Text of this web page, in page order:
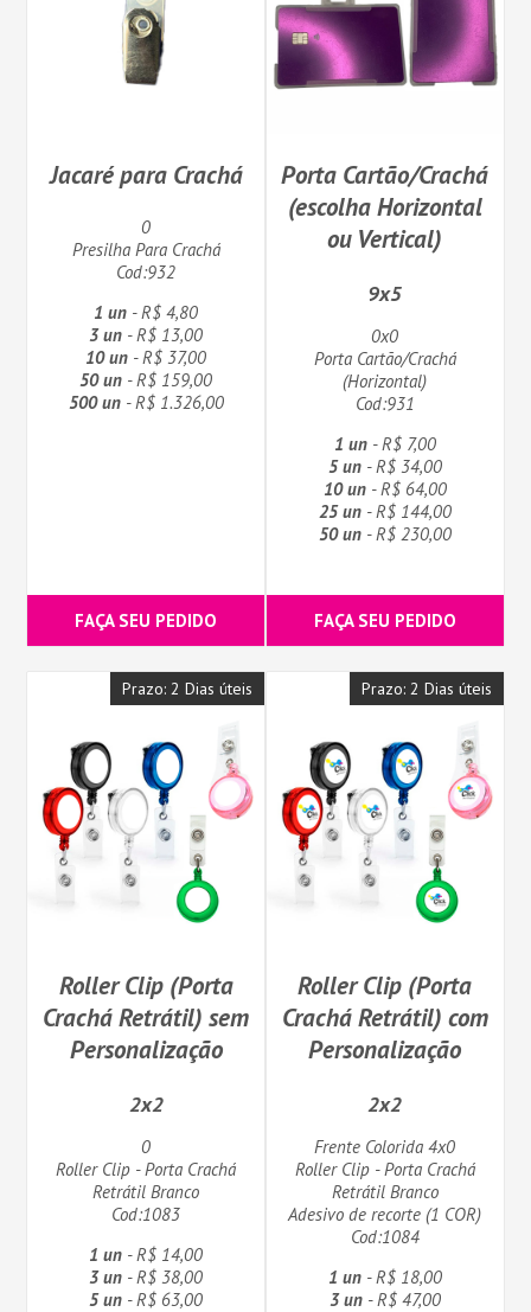
Jacaré para Crachá
0
Presilha Para Crachá
Cod:932
1 un - R$ 4,80
3 un - R$ 13,00
10 un - R$ 37,00
50 un - R$ 159,00
500 un- R$ 1.326,00
FAÇA SEU PEDIDO
Porta Cartão/Crachá
(escolha Horizontal
ou Vertical)
9x5
0x0
Porta Cartão/Crachá
(Horizontal)
Cod:931
1 un- R$ 7,00
5 un- R$ 34,00
10 un- R$ 64,00
25 un- R$ 144,00
50 un- R$ 230,00
FAÇA SEU PEDIDO
Prazo: 2 Dias úteis
Roller Clip (Porta
Crachá Retrátil) sem
Personalização
2x2
0
Roller Clip - Porta Crachá
Retrátil Branco
Cod:1083
1 un - R$ 14,00
3 un - R$ 38,00
5 un - R$ 63,00
Prazo: 2 Dias úteis
Roller Clip (Porta
Crachá Retrátil) com
Personalização
2x2
Frente Colorida 4x0
Roller Clip - Porta Crachá
Retrátil Branco
Adesivo de recorte (1 COR)
Cod:1084
1 un- R$ 18,00
3 un- R$ 47,00